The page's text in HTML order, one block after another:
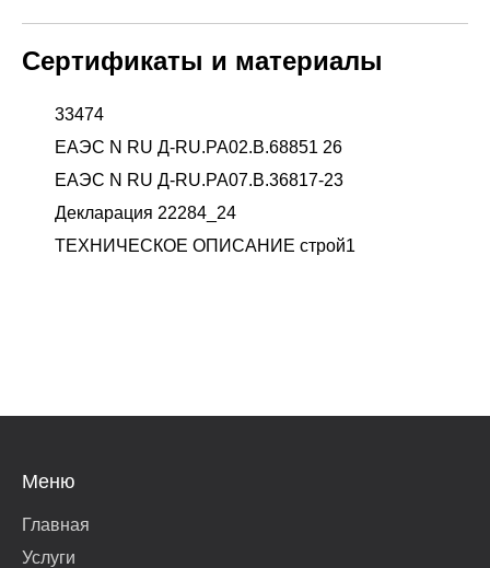
Сертификаты и материалы
33474
ЕАЭС N RU Д-RU.РА02.В.68851 26
ЕАЭС N RU Д-RU.РА07.В.36817-23
Декларация 22284_24
ТЕХНИЧЕСКОЕ ОПИСАНИЕ строй1
Меню
Главная
Услуги